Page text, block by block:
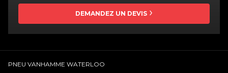
DEMANDEZ UN DEVIS
PNEU VANHAMME WATERLOO